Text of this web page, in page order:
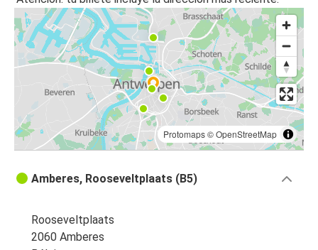
Protomaps©OpenStreetMap
Amberes, Rooseveltplaats (B5)
Rooseveltplaats
2060 Amberes